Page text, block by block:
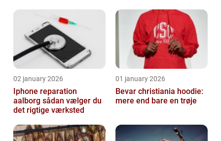
02 january 2026
Iphone reparation
aalborg sådan vælger du
det rigtige værksted
01 january 2026
Bevar christiania hoodie:
mere end bare en trøje